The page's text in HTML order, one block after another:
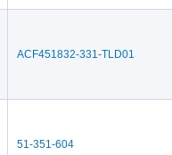
ACF451832-331-TLD01
51-351-604